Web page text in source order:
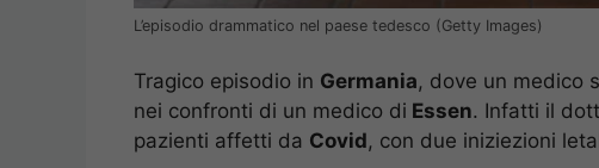
L’episodio drammatico nel paese tedesco (Getty Images)
Tragico episodio in Germania, dove un medico
nei confronti di un medico di Essen. Infatti il
pazienti affetti da Covid, con due iniziezioni